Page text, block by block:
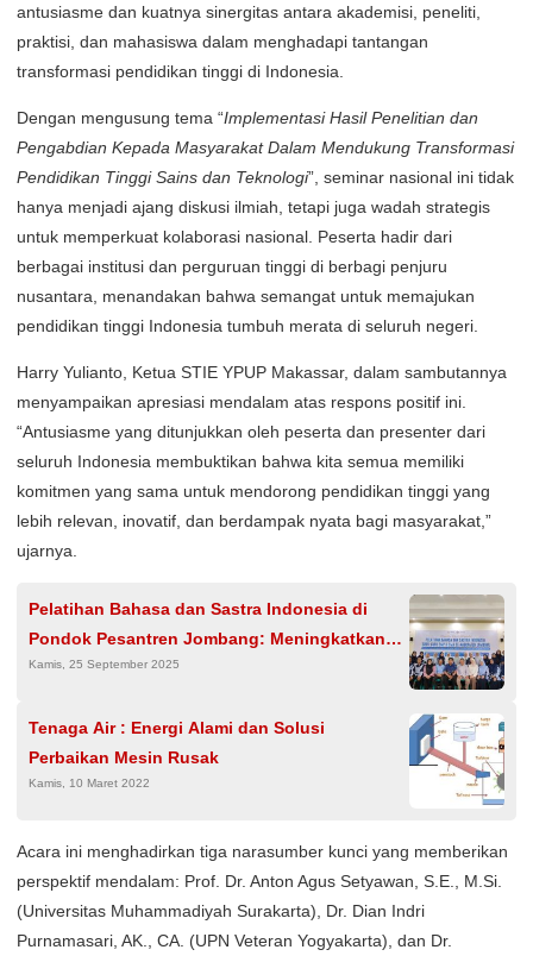
antusiasme dan kuatnya sinergitas antara akademisi, peneliti,
praktisi, dan mahasiswa dalam menghadapi tantangan
transformasi pendidikan tinggi di Indonesia.
Dengan mengusung tema “Implementasi Hasil Penelitian dan
Pengabdian Kepada Masyarakat Dalam Mendukung Transformasi
Pendidikan Tinggi Sains dan Teknologi”, seminar nasional ini tidak
hanya menjadi ajang diskusi ilmiah, tetapi juga wadah strategis
untuk memperkuat kolaborasi nasional. Peserta hadir dari
berbagai institusi dan perguruan tinggi di berbagi penjuru
nusantara, menandakan bahwa semangat untuk memajukan
pendidikan tinggi Indonesia tumbuh merata di seluruh negeri.
Harry Yulianto, Ketua STIE YPUP Makassar, dalam sambutannya
menyampaikan apresiasi mendalam atas respons positif ini.
“Antusiasme yang ditunjukkan oleh peserta dan presenter dari
seluruh Indonesia membuktikan bahwa kita semua memiliki
komitmen yang sama untuk mendorong pendidikan tinggi yang
lebih relevan, inovatif, dan berdampak nyata bagi masyarakat,”
ujarnya.
Pelatihan Bahasa dan Sastra Indonesia di
Pondok Pesantren Jombang: Meningkatkan
Kompetensi Guru di Era Digital
Kamis, 25 September 2025
Tenaga Air : Energi Alami dan Solusi
Perbaikan Mesin Rusak
Kamis, 10 Maret 2022
Acara ini menghadirkan tiga narasumber kunci yang memberikan
perspektif mendalam: Prof. Dr. Anton Agus Setyawan, S.E., M.Si.
(Universitas Muhammadiyah Surakarta), Dr. Dian Indri
Purnamasari, AK., CA. (UPN Veteran Yogyakarta), dan Dr.